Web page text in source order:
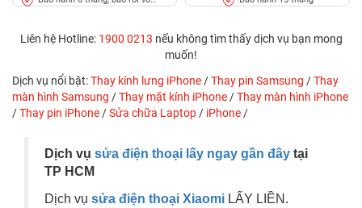
Liên hệ Hotline: 1900 0213 nếu không tìm thấy dịch vụ bạn mong
muốn!
Dịch vụ nổi bật:Thay kính lưng iPhone /Thay pin Samsung /Thay
màn hình Samsung /Thay mặt kính iPhone /Thay màn hình iPhone
/Thay pin iPhone /Sửa chữa Laptop / iPhone /
Dịch vụ sửa điện thoại lấy ngay gần đây tại
TP HCM
Dịch vụ sửa điện thoại Xiaomi LẤY LIỀN.